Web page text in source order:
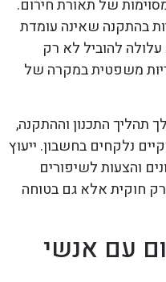
של תאורת חירום.
בהתקנה שאינה עומדת
להוביל לא רק
משפטית במקרה של
תהליך התכנון וההתקנה,
נלקחים בחשבון. ייעוץ
והצעות לשיפורים
חוקית אלא גם בטוחה
עם אנשי